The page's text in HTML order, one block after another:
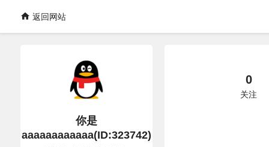
返回网站
你是
aaaaaaaaaaaa(ID:323742)
0
关注